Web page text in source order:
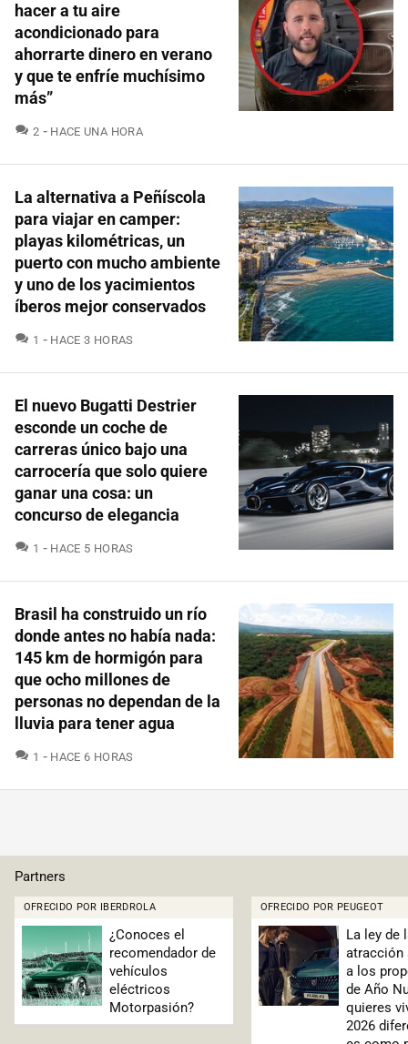
hacer a tu aire
acondicionado para
ahorrarte dinero en verano
y que te enfríe muchísimo
más”
2 COMENTARIOS
HACE UNA HORA
La alternativa a Peñíscola
para viajar en camper:
playas kilométricas, un
puerto con mucho ambiente
y uno de los yacimientos
íberos mejor conservados
1 COMENTARIOS
HACE 3 HORAS
El nuevo Bugatti Destrier
esconde un coche de
carreras único bajo una
carrocería que solo quiere
ganar una cosa: un
concurso de elegancia
1 COMENTARIOS
HACE 5 HORAS
Brasil ha construido un río
donde antes no había nada:
145 km de hormigón para
que ocho millones de
personas no dependan de la
lluvia para tener agua
1 COMENTARIOS
HACE 6 HORAS
Partners
OFRECIDO POR IBERDROLA
¿Conoces el
recomendador de
vehículos
eléctricos
Motorpasión?
OFRECIDO POR PEUGEOT
La ley de
atracción
a los
de Año
quieres
2026